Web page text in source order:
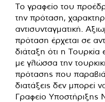
Το γραφείο του
την πρόταση,
αντισυνταγματική.
πρόταση έρχεται σε
διάταξη ότι η Τουρκία
με γλώσσα την
πρότασης που
διατάξεις δεν μπορεί
Γραφείο Υποστήριξης